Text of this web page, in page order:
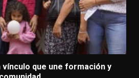
vínculo que une formación y